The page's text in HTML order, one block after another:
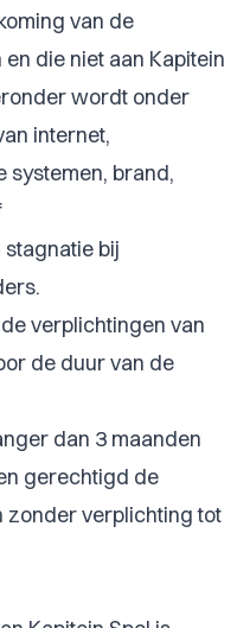
van de
die niet aan Kapitein
wordt onder
internet,
systemen, brand,
bij
verplichtingen van
de duur van de
dan 3 maanden
gerechtigd de
zonder verplichting tot